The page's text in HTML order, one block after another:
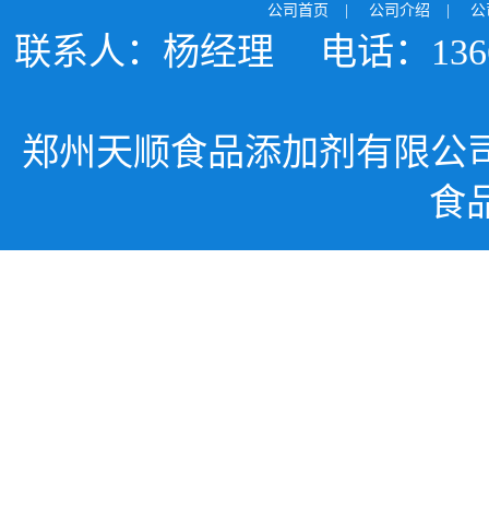
公司首页 | 公司介绍 |
联系人：杨经理 电话：
郑州天顺食品添加剂有限公
食